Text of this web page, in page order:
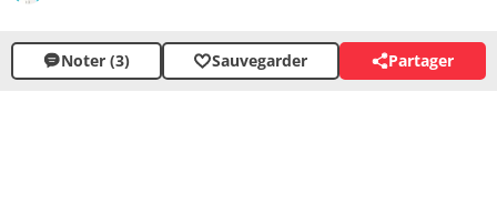
fondant et parfumé grâce à l'ail en poudre qui apporte
une touche subtile d'aromate, tandis que l'huile d'olive
Noter (3) Sauvegarder Partager